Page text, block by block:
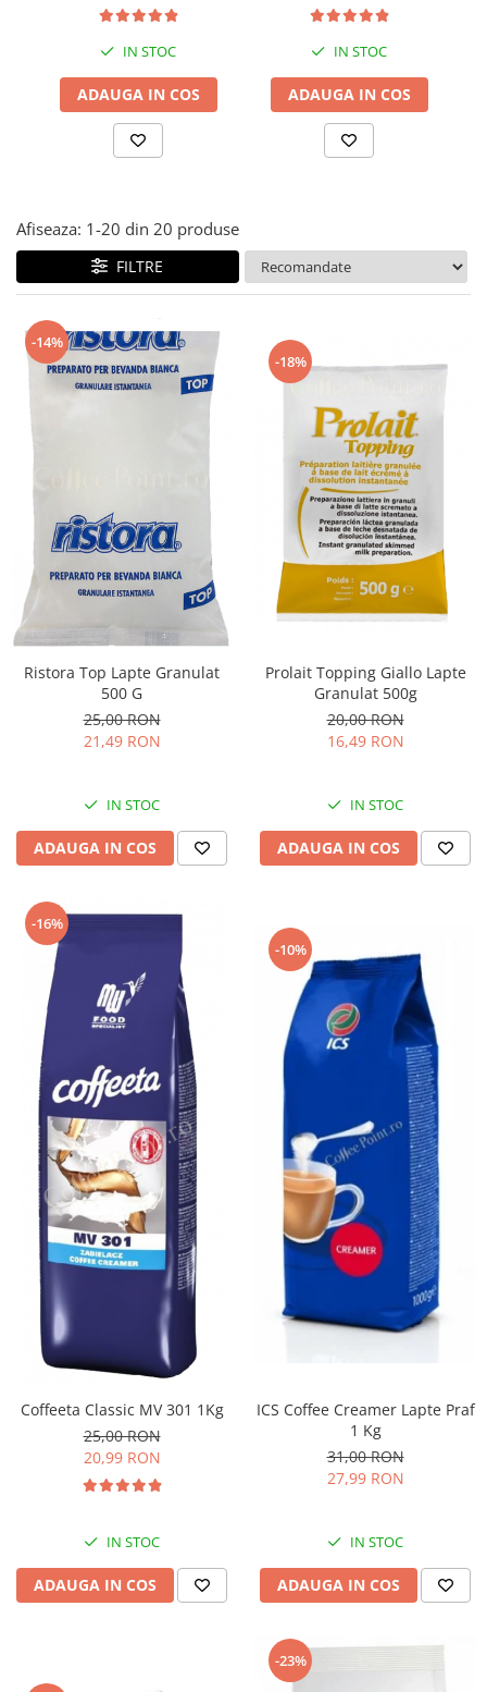
IN STOC
ADAUGA IN COS
IN STOC
ADAUGA IN COS
Afiseaza: 1-20 din 20 produse
FILTRE
-14%
Ristora Top Lapte Granulat
500 G
25,00 RON
21,49 RON
IN STOC
ADAUGA IN COS
-18%
Prolait Topping Giallo Lapte
Granulat 500g
20,00 RON
16,49 RON
IN STOC
ADAUGA IN COS
-16%
Coffeeta Classic MV 301 1Kg
25,00 RON
20,99 RON
IN STOC
ADAUGA IN COS
-10%
ICS Coffee Creamer Lapte Praf
1 Kg
31,00 RON
27,99 RON
IN STOC
ADAUGA IN COS
-23%